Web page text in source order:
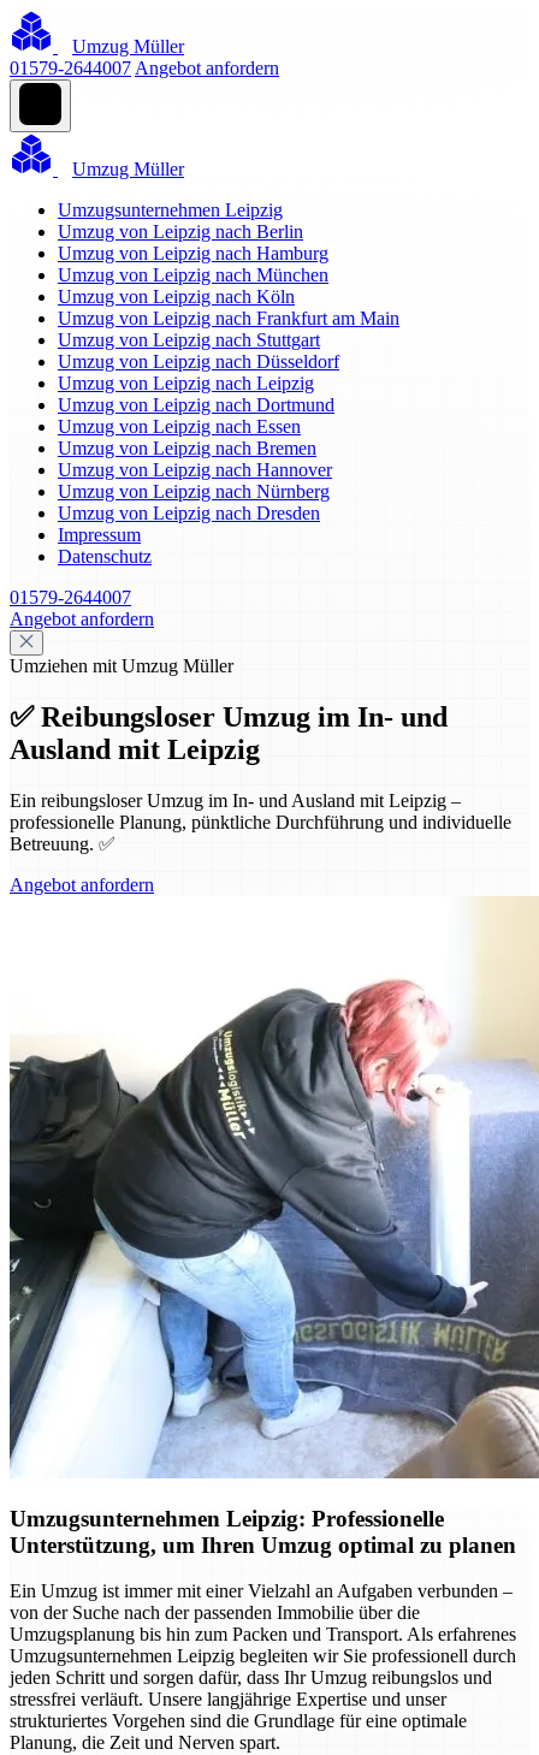
Umzug Müller
01579-2644007 Angebot anfordern
Umzug Müller
Umzugsunternehmen Leipzig
Umzug von Leipzig nach Berlin
Umzug von Leipzig nach Hamburg
Umzug von Leipzig nach München
Umzug von Leipzig nach Köln
Umzug von Leipzig nach Frankfurt am Main
Umzug von Leipzig nach Stuttgart
Umzug von Leipzig nach Düsseldorf
Umzug von Leipzig nach Leipzig
Umzug von Leipzig nach Dortmund
Umzug von Leipzig nach Essen
Umzug von Leipzig nach Bremen
Umzug von Leipzig nach Hannover
Umzug von Leipzig nach Nürnberg
Umzug von Leipzig nach Dresden
Impressum
Datenschutz
01579-2644007
Angebot anfordern
Umziehen mit Umzug Müller
✅ Reibungsloser Umzug im In- und
Ausland mit Leipzig
Ein reibungsloser Umzug im In- und Ausland mit Leipzig –
professionelle Planung, pünktliche Durchführung und individuelle
Betreuung. ✅
Angebot anfordern
Umzugsunternehmen Leipzig: Professionelle
Unterstützung, um Ihren Umzug optimal zu planen
Ein Umzug ist immer mit einer Vielzahl an Aufgaben verbunden –
von der Suche nach der passenden Immobilie über die
Umzugsplanung bis hin zum Packen und Transport. Als erfahrenes
Umzugsunternehmen Leipzig begleiten wir Sie professionell durch
jeden Schritt und sorgen dafür, dass Ihr Umzug reibungslos und
stressfrei verläuft. Unsere langjährige Expertise und unser
strukturiertes Vorgehen sind die Grundlage für eine optimale
Planung, die Zeit und Nerven spart.